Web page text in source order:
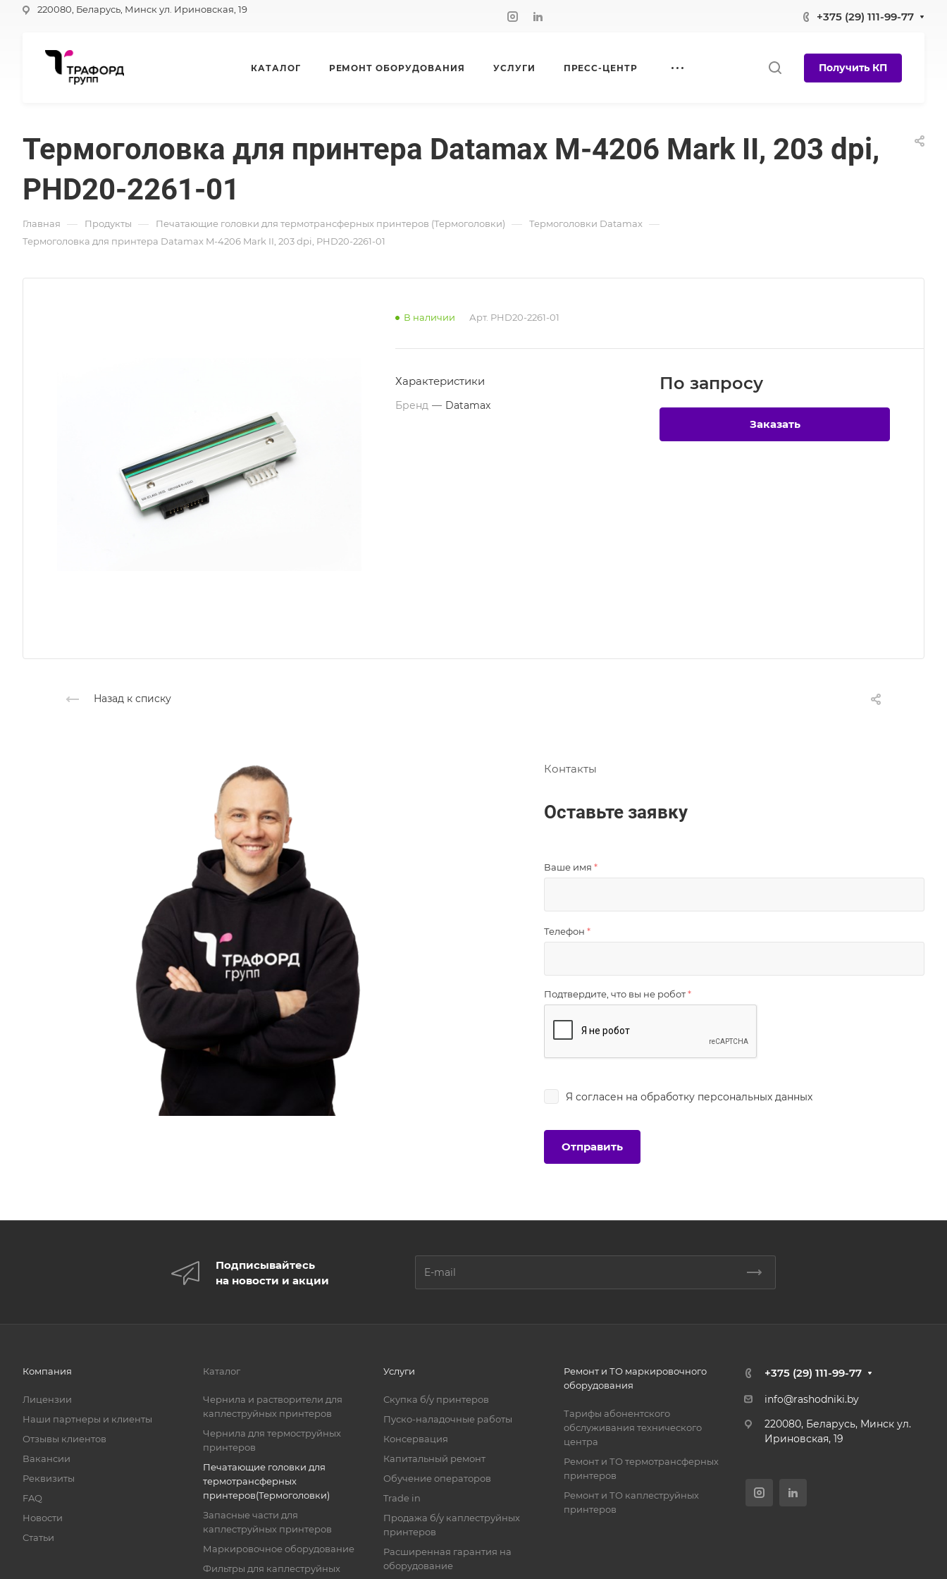
220080, Беларусь, Минск ул. Ириновская, 19
+375 (29) 111-99-77
КАТАЛОГ РЕМОНТ ОБОРУДОВАНИЯ УСЛУГИ ПРЕСС-ЦЕНТР Получить КП
Термоголовка для принтера Datamax M-4206 Mark II, 203 dpi,
PHD20-2261-01
Главная — Продукты — Печатающие головки для термотрансферных принтеров (Термоголовки) — Термоголовки Datamax —
Термоголовка для принтера Datamax M-4206 Mark II, 203 dpi, PHD20-2261-01
В наличии Арт. PHD20-2261-01
Характеристики
Бренд — Datamax
По запросу
Заказать
Назад к списку
Контакты
Оставьте заявку
Ваше имя *
Телефон *
Подтвердите, что вы не робот*
Я согласен на обработку персональных данных
Подписывайтесь
на новости и акции
Компания
Лицензии
Наши партнеры и клиенты
Отзывы клиентов
Вакансии
Реквизиты
FAQ
Новости
Статьи
Каталог
Чернила и растворители для
каплеструйных принтеров
Чернила для термоструйных
принтеров
Печатающие головки для
термотрансферных
принтеров(Термоголовки)
Запасные части для
каплеструйных принтеров
Маркировочное оборудование
Фильтры для каплеструйных
Услуги
Скупка б/у принтеров
Пуско-наладочные работы
Консервация
Капитальный ремонт
Обучение операторов
Trade in
Продажа б/у каплеструйных
принтеров
Расширенная гарантия на
оборудование
Ремонт и ТО маркировочного
оборудования
Тарифы абонентского
обслуживания технического
центра
Ремонт и ТО термотрансферных
принтеров
Ремонт и ТО каплеструйных
принтеров
+375 (29) 111-99-77
info@rashodniki.by
220080, Беларусь, Минск ул.
Ириновская, 19